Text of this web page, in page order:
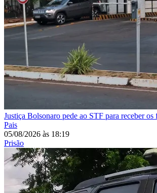
Justiça Bolsonaro pede ao STF para receber
Pais
05/08/2026 às 18:19
Prisão